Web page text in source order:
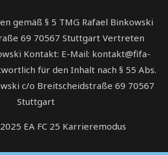
gemäß § 5 TMG Rafael Binkowski
69 70567 Stuttgart Vertreten
Kontakt: E-Mail: kontakt@fifa-
für den Inhalt nach § 55 Abs.
c/o Breitscheidstraße 69 70567
Stuttgart
EA FC 25 Karrieremodus